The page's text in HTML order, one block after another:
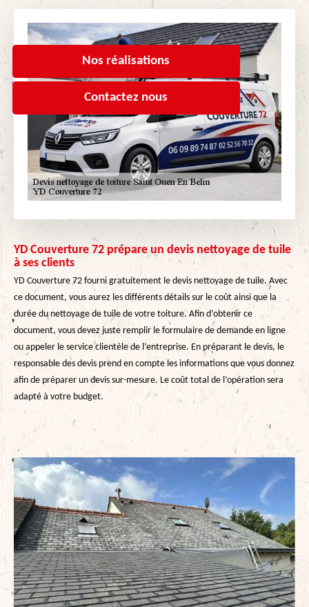
Nos réalisations
Contactez nous
YD Couverture 72 prépare un devis nettoyage de tuile
à ses clients
YD Couverture 72 fourni gratuitement le devis nettoyage de tuile. Avec
ce document, vous aurez les différents détails sur le coût ainsi que la
durée du nettoyage de tuile de votre toiture. Afin d’obtenir ce
document, vous devez juste remplir le formulaire de demande en ligne
ou appeler le service clientèle de l’entreprise. En préparant le devis, le
responsable des devis prend en compte les informations que vous donnez
afin de préparer un devis sur-mesure. Le coût total de l’opération sera
adapté à votre budget.